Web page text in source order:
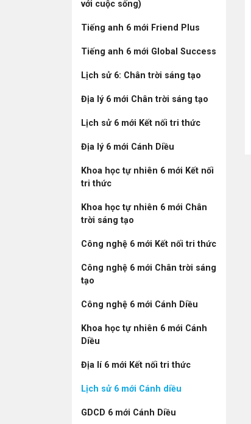
với cuộc sống)
Tiếng anh 6 mới Friend Plus
Tiếng anh 6 mới Global Success
Lịch sử 6: Chân trời sáng tạo
Địa lý 6 mới Chân trời sáng tạo
Lịch sử 6 mới Kết nối tri thức
Địa lý 6 mới Cánh Diều
Khoa học tự nhiên 6 mới Kết nối
tri thức
Khoa học tự nhiên 6 mới Chân
trời sáng tạo
Công nghệ 6 mới Kết nối tri thức
Công nghệ 6 mới Chân trời sáng
tạo
Công nghệ 6 mới Cánh Diều
Khoa học tự nhiên 6 mới Cánh
Diều
Địa lí 6 mới Kết nối tri thức
Lịch sử 6 mới Cánh diều
GDCD 6 mới Cánh Diều